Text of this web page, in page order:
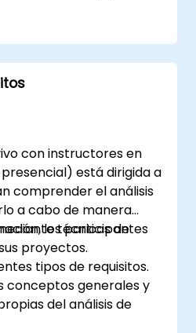
con instructores en
está dirigida a
comprender el análisis
a cabo de manera
técnicas de
proyectos.
los participantes
tipos de requisitos.
conceptos generales y
del análisis de